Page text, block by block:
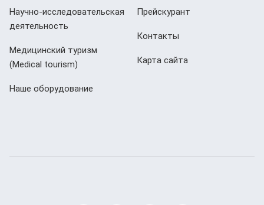
Научно-исследовательская
деятельность
Медицинский туризм
(Мedical tourism)
Наше оборудование
Прейскурант
Контакты
Карта сайта